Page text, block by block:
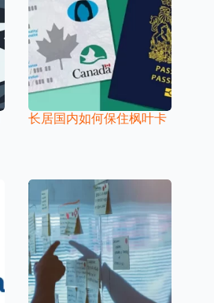
长居国内如何保住枫叶卡